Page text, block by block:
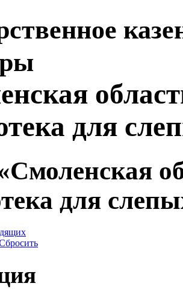
для
для